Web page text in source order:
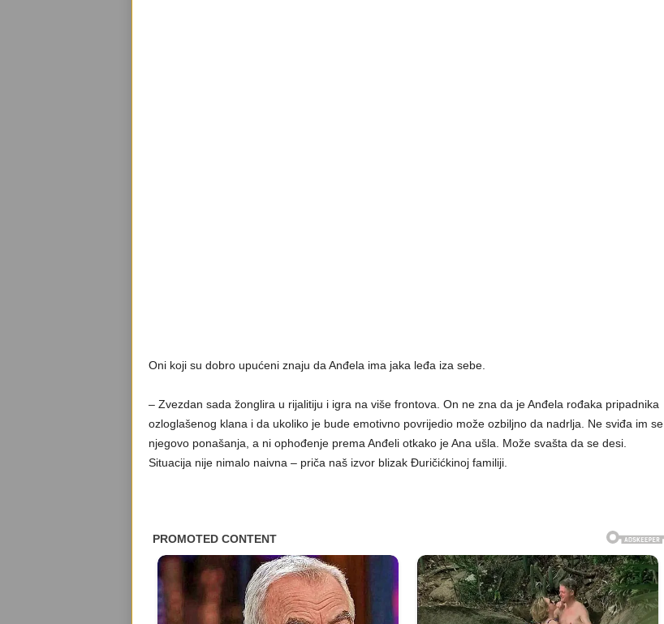
Oni koji su dobro upućeni znaju da Anđela ima jaka leđa iza sebe.
– Zvezdan sada žonglira u rijalitiju i igra na više frontova. On ne zna da je Anđela rođaka pripadnika
ozloglašenog klana i da ukoliko je bude emotivno povrijedio može ozbiljno da nadrlja. Ne sviđa im se
njegovo ponašanja, a ni ophođenje prema Anđeli otkako je Ana ušla. Može svašta da se desi.
Situacija nije nimalo naivna – priča naš izvor blizak Đuričićkinoj familiji.